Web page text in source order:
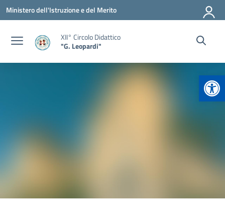
Vai ai contenuti
Vai al menu di navigazione
Vai al footer
Ministero dell'Istruzione e del Merito
XII° Circolo Didattico
"G. Leopardi"